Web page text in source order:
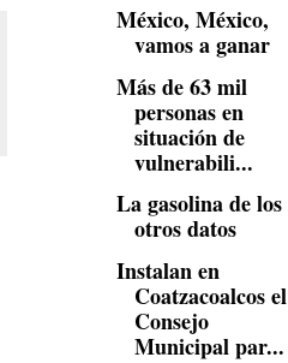
México, México,
vamos a ganar
Más de 63 mil
personas en
situación de
vulnerabili...
La gasolina de los
otros datos
Instalan en
Coatzacoalcos el
Consejo
Municipal par...